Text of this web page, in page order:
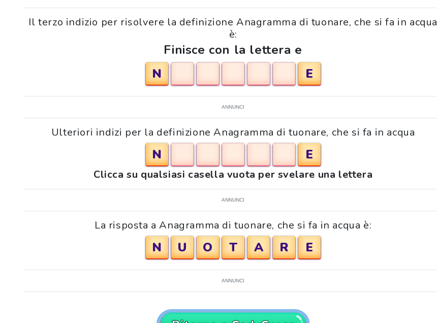
Il terzo indizio per risolvere la definizione Anagramma di tuonare, che si fa in acqua
è:
Finisce con la lettera e
N
E
ANNUNCI
Ulteriori indizi per la definizione Anagramma di tuonare, che si fa in acqua
N E
Clicca su qualsiasi casella vuota per svelare una lettera
ANNUNCI
La risposta a Anagramma di tuonare, che si fa in acqua è:
N U O T A R E
ANNUNCI